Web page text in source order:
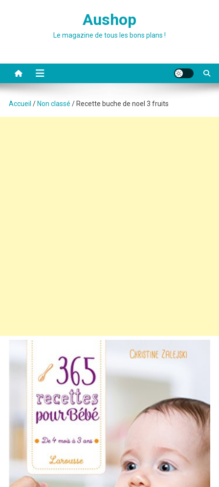
Aushop
Le magazine de tous les bons plans !
Accueil / Non classé / Recette buche de noel 3 fruits